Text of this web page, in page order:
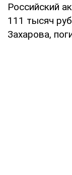
Российский
111 тысяч
Захарова,